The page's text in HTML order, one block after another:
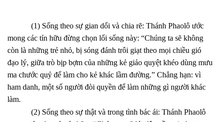
(1) Sống theo sự gian dối và chia rẽ: Thánh Phaolô ước
mong các tín hữu đừng chọn lối sống này: “Chúng ta sẽ không
còn là những trẻ nhỏ, bị sóng đánh trôi giạt theo mọi chiều gió
đạo lý, giữa trò bịp bợm của những kẻ giảo quyệt khéo dùng mưu
ma chước quỷ để làm cho kẻ khác lầm đường.” Chẳng hạn: vì
ham danh, một số người đòi quyền để làm những gì người khác
làm.
(2) Sống theo sự thật và trong tình bác ái: Thánh Phaolô